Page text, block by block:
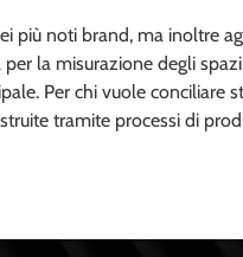
noti brand, ma inoltre
la misurazione degli
Per chi vuole conciliare
tramite processi di